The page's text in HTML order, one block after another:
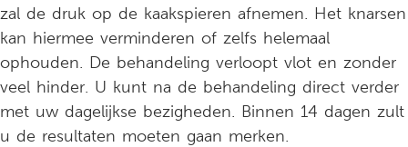
zal de druk op de kaakspieren afnemen. Het knarsen
kan hiermee verminderen of zelfs helemaal
ophouden. De behandeling verloopt vlot en zonder
veel hinder. U kunt na de behandeling direct verder
met uw dagelijkse bezigheden. Binnen 14 dagen zult
u de resultaten moeten gaan merken.